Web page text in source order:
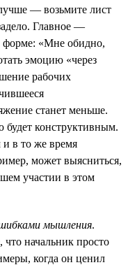
— возьмите лист
Главное —
форме: «Мне обидно,
эмоцию «через
рабочих
станет меньше.
будет конструктивным.
в то же время
может выясниться,
участии в этом
мышления.
начальник просто
когда он ценил